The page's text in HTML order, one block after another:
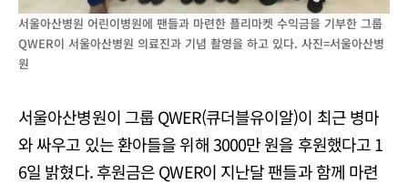
서울아산병원 어린이병원에 팬들과 마련한 플리마켓 수익금을 기부한 그룹
QWER이 서울아산병원 의료진과 기념 촬영을 하고 있다. 사진=서울아산병
원
서울아산병원이 그룹 QWER(큐더블유이알)이 최근 병마
와 싸우고 있는 환아들을 위해 3000만 원을 후원했다고 1
6일 밝혔다. 후원금은 QWER이 지난달 팬들과 함께 마련